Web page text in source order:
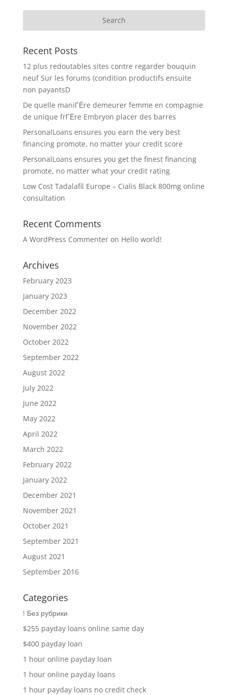
Recent Posts
12 plus redoutables sites contre regarder bouquin
neuf Sur les forums (condition productifs ensuite
non payantsD
De quelle maniГЁre demeurer femme en compagnie
de unique frГЁre Embryon placer des barres
PersonalLoans ensures you earn the very best
financing promote, no matter your credit score
PersonalLoans ensures you get the finest financing
promote, no matter what your credit rating
Low Cost Tadalafil Europe – Cialis Black 800mg online
consultation
Recent Comments
A WordPress Commenteron Hello world!
Archives
February 2023
January 2023
December 2022
November 2022
October 2022
September 2022
August 2022
July 2022
June 2022
May 2022
April 2022
March 2022
February 2022
January 2022
December 2021
November 2021
October 2021
September 2021
August 2021
September 2016
Categories
! Без рубрики
$255 payday loans online same day
$400 payday loan
1 hour online payday loan
1 hour online payday loans
1 hour payday loans no credit check